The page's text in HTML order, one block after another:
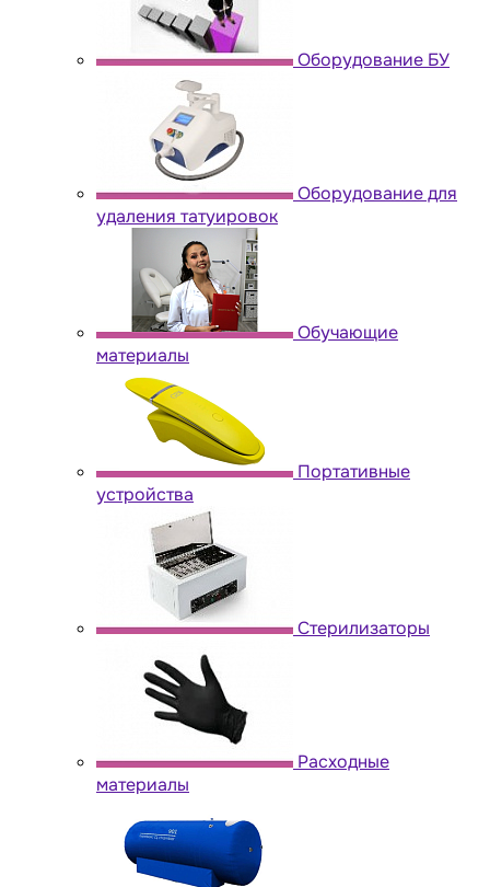
Оборудование БУ
Оборудование для
удаления татуировок
Обучающие
материалы
Портативные
устройства
Стерилизаторы
Расходные
материалы